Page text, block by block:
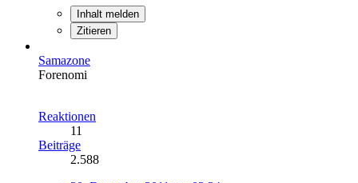
Inhalt melden
Zitieren
Samazone
Forenomi
Reaktionen
11
Beiträge
2.588